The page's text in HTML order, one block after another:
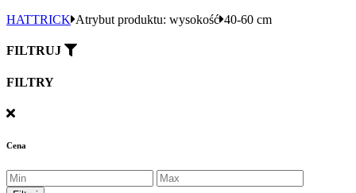
HATTRICK Atrybut produktu: wysokość 40-60 cm
FILTRUJ
FILTRY
Cena